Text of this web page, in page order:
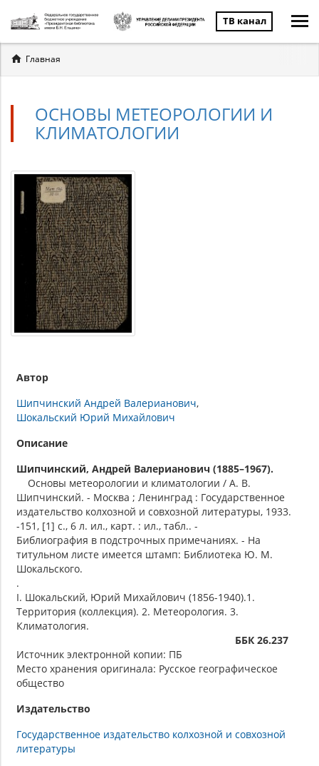
ТВ канал
Вы
здесь
Главная
ОСНОВЫ МЕТЕОРОЛОГИИ И
КЛИМАТОЛОГИИ
Автор
Шипчинский Андрей Валерианович
Шокальский Юрий Михайлович
Описание
Шипчинский, Андрей Валерианович (1885–1967).
Основы метеорологии и климатологии / А. В.
Шипчинский. - Москва ; Ленинград : Государственное
издательство колхозной и совхозной литературы, 1933.
-151, [1] с., 6 л. ил., карт. : ил., табл.. -
Библиография в подстрочных примечаниях. - На
титульном листе имеется штамп: Библиотека Ю. М.
Шокальского.
.
I. Шокальский, Юрий Михайлович (1856-1940).1.
Территория (коллекция). 2. Метеорология. 3.
Климатология.
ББК 26.237
Источник электронной копии: ПБ
Место хранения оригинала: Русское географическое
общество
Издательство
Государственное издательство колхозной и совхозной
литературы